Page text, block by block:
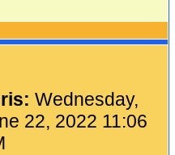
Wednesday,
22, 2022 11:06